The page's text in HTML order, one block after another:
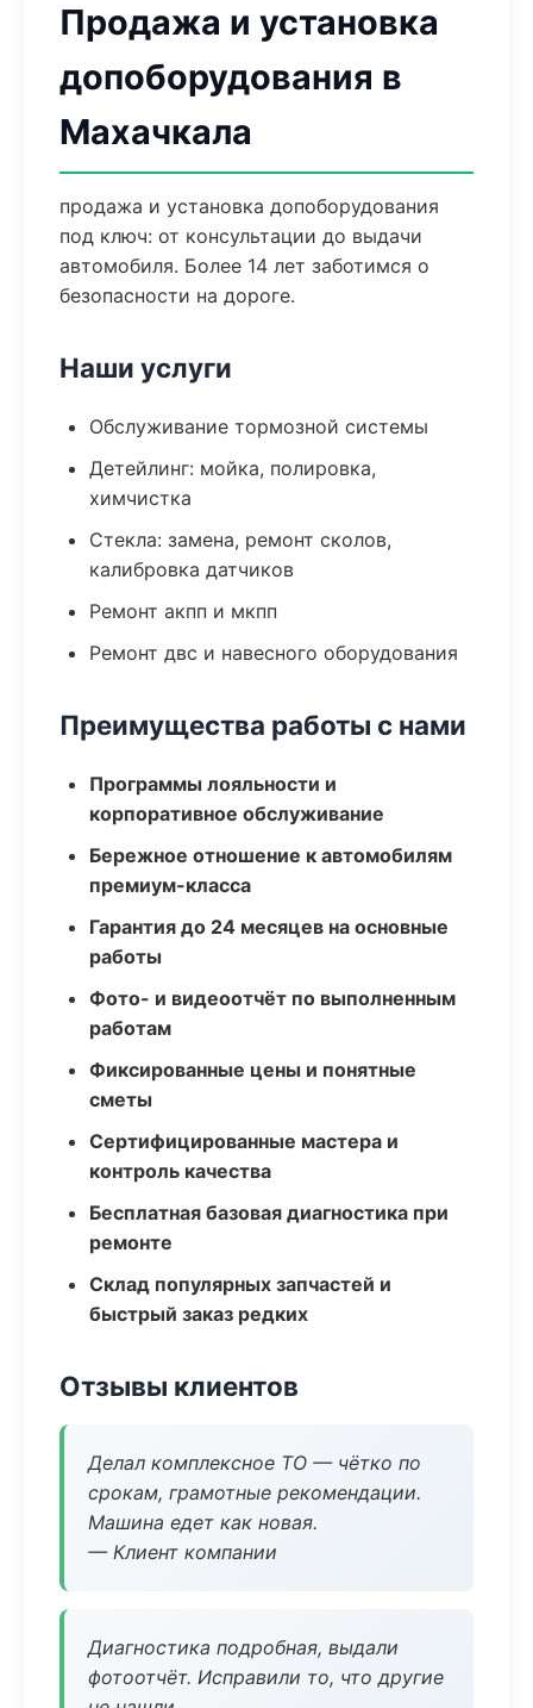
Продажа и установка
допоборудования в
Махачкала
продажа и установка допоборудования
под ключ: от консультации до выдачи
автомобиля. Более 14 лет заботимся о
безопасности на дороге.
Наши услуги
Обслуживание тормозной системы
Детейлинг: мойка, полировка,
химчистка
Стекла: замена, ремонт сколов,
калибровка датчиков
Ремонт акпп и мкпп
Ремонт двс и навесного оборудования
Преимущества работы с нами
Программы лояльности и
корпоративное обслуживание
Бережное отношение к автомобилям
премиум-класса
Гарантия до 24 месяцев на основные
работы
Фото- и видеоотчёт по выполненным
работам
Фиксированные цены и понятные
сметы
Сертифицированные мастера и
контроль качества
Бесплатная базовая диагностика при
ремонте
Склад популярных запчастей и
быстрый заказ редких
Отзывы клиентов
Делал комплексное ТО — чётко по
срокам, грамотные рекомендации.
Машина едет как новая.
— Клиент компании
Диагностика подробная, выдали
фотоотчёт. Исправили то, что другие